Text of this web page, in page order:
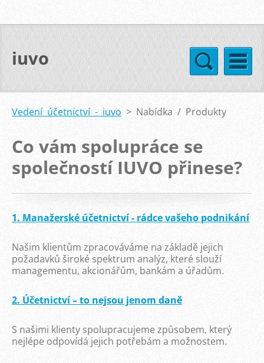
iuvo
Vedení účetnictví - iuvo > Nabídka / Produkty
Co vám spolupráce se
společností IUVO přinese?
1. Manažerské účetnictví - rádce vašeho podnikání
Našim klientům zpracováváme na základě jejich
požadavků široké spektrum analýz, které slouží
managementu, akcionářům, bankám a úřadům.
2. Účetnictví – to nejsou jenom daně
S našimi klienty spolupracujeme způsobem, který
nejlépe odpovídá jejich potřebám a možnostem.